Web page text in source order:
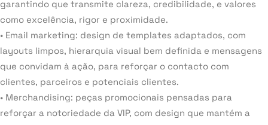
garantindo que transmite clareza, credibilidade, e valores
como excelência, rigor e proximidade.
• Email marketing: design de templates adaptados, com
layouts limpos, hierarquia visual bem definida e mensagens
que convidam à ação, para reforçar o contacto com
clientes, parceiros e potenciais clientes.
• Merchandising: peças promocionais pensadas para
reforçar a notoriedade da VIP, com design que mantém a